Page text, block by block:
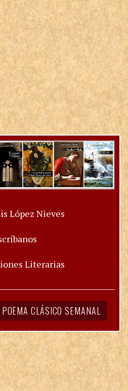
López Nieves
Literarias
CLÁSICO SEMANAL